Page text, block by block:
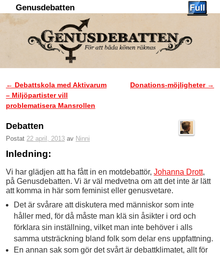
Genusdebatten
Inläggsnavigering
← Debattskola med Aktivarum
– Miljöpartister vill
problematisera Mansrollen
Donations-möjligheter →
Debatten
Postat 22 april, 2013 av Ninni
Inledning:
Vi har glädjen att ha fått in en motdebattör, Johanna Drott,
på Genusdebatten. Vi är väl medvetna om att det inte är lätt
att komma in här som feminist eller genusvetare.
Det är svårare att diskutera med människor som inte
håller med, för då måste man klä sin åsikter i ord och
förklara sin inställning, vilket man inte behöver i alls
samma utsträckning bland folk som delar ens uppfattning.
En annan sak som gör det svårt är debattklimatet, allt för